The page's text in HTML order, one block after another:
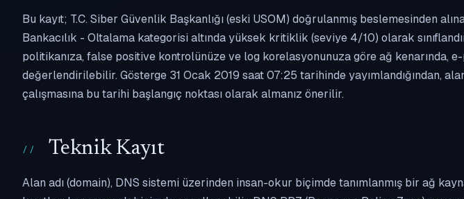
Bu kayıt; T.C. Siber Güvenlik Başkanlığı (eski USOM) doğrulanmış beslemesinden
Bankacılık - Oltalama kategorisi altında yüksek kritiklik (seviye 4/10) olarak
politikanıza, false positive kontrolünüze ve log korelasyonunuza göre ağ
değerlendirilebilir. Gösterge 31 Ocak 2019 saat 07:25 tarihinde yayımlandığından,
çalışmasına bu tarihi başlangıç noktası olarak almanız önerilir.
Teknik Kayıt
Alan adı (domain), DNS sistemi üzerinden insan-okur biçimde tanımlanmış bir ağ